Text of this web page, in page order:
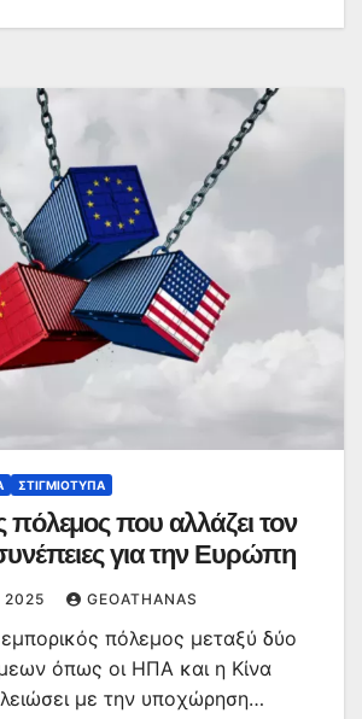
ΣΤΙΓΜΙΌΤΥΠΑ
πόλεμος που αλλάζει τον
για την Ευρώπη
2025 GEOATHANAS
πόλεμος μεταξύ δύο
όπως οι ΗΠΑ και η Κίνα
με την υποχώρηση…